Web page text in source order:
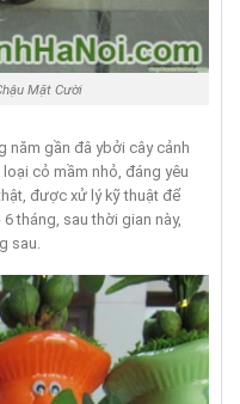
Mặt Cười
năm gần đâ ybởi cây cảnh
cỏ mầm nhỏ, đáng yêu
được xử lý kỹ thuật để
tháng, sau thời gian này,
sau.